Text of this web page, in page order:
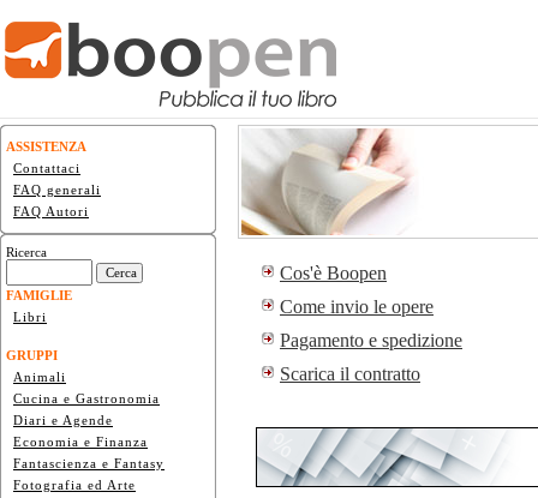
ASSISTENZA
Contattaci
FAQ generali
FAQ Autori
Ricerca
FAMIGLIE
Libri
GRUPPI
Animali
Cucina e Gastronomia
Diari e Agende
Economia e Finanza
Fantascienza e Fantasy
Fotografia ed Arte
Cos'è Boopen
Come invio le opere
Pagamento e spedizione
Scarica il contratto